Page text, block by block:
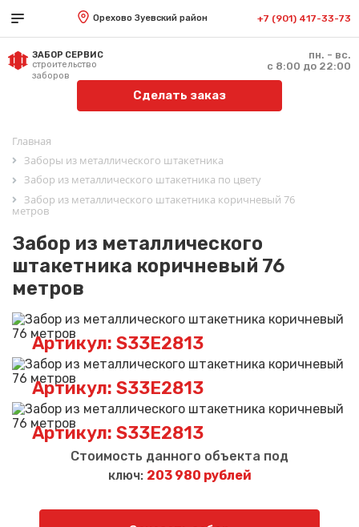
Орехово Зуевский район +7 (901) 417-33-73
ЗАБОР СЕРВИС
строительство
заборов
пн. - вс.
с 8:00 до 22:00
Сделать заказ
Главная
Заборы из металлического штакетника
Забор из металлического штакетника по цвету
Забор из металлического штакетника коричневый 76
метров
Забор из металлического
штакетника коричневый 76
метров
Артикул: S33E2813
Артикул: S33E2813
Артикул: S33E2813
Стоимость данного объекта под
ключ: 203 980 рублей